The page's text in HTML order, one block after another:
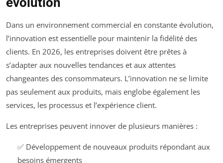
Dans un environnement commercial en constante évolution,
l’innovation est essentielle pour maintenir la fidélité des
clients. En 2026, les entreprises doivent être prêtes à
s’adapter aux nouvelles tendances et aux attentes
changeantes des consommateurs. L’innovation ne se limite
pas seulement aux produits, mais englobe également les
services, les processus et l’expérience client.
Les entreprises peuvent innover de plusieurs manières :
✅ Développement de nouveaux produits répondant aux
besoins émergents